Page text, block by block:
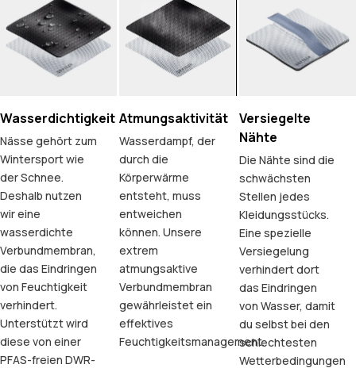
Wasserdichtigkeit
Nässe gehört zum
Wintersport wie
der Schnee.
Deshalb nutzen
wir eine
wasserdichte
Verbundmembran,
die das Eindringen
von Feuchtigkeit
verhindert.
Unterstützt wird
diese von einer
PFAS-freien DWR-
Atmungsaktivität
Wasserdampf, der
durch die
Körperwärme
entsteht, muss
entweichen
können. Unsere
extrem
atmungsaktive
Verbundmembran
gewährleistet ein
effektives
Feuchtigkeitsmanagement.
Versiegelte
Nähte
Die Nähte sind die
schwächsten
Stellen jedes
Kleidungsstücks.
Eine spezielle
Versiegelung
verhindert dort
das Eindringen
von Wasser, damit
du selbst bei den
schlechtesten
Wetterbedingungen